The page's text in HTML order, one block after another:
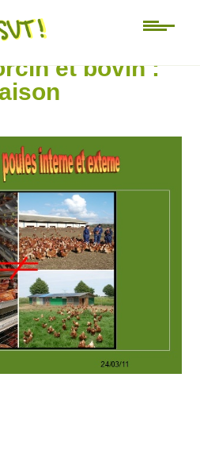
et bovin :